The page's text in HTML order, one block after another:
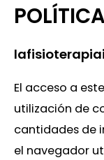
El acceso a
utilización de
cantidades de
el navegador